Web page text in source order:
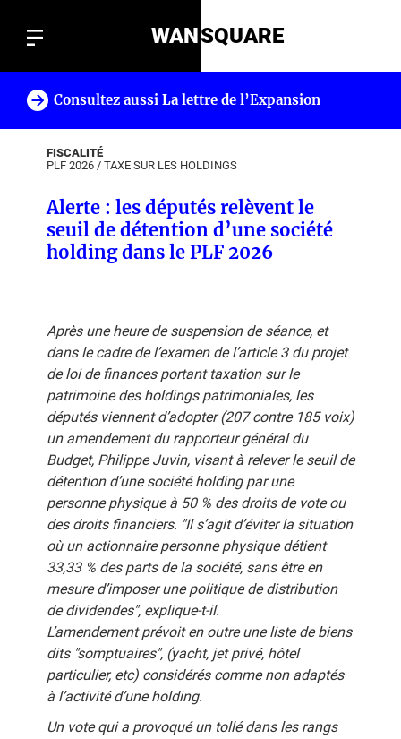
WANSQUARE
Consultez aussi La lettre de l’Expansion
FISCALITÉ
PLF 2026 / TAXE SUR LES HOLDINGS
Alerte : les députés relèvent le
seuil de détention d’une société
holding dans le PLF 2026
Après une heure de suspension de séance, et
dans le cadre de l’examen de l’article 3 du projet
de loi de finances portant taxation sur le
patrimoine des holdings patrimoniales, les
députés viennent d’adopter (207 contre 185 voix)
un amendement du rapporteur général du
Budget, Philippe Juvin, visant à relever le seuil de
détention d’une société holding par une
personne physique à 50 % des droits de vote ou
des droits financiers. "Il s’agit d’éviter la situation
où un actionnaire personne physique détient
33,33 % des parts de la société, sans être en
mesure d’imposer une politique de distribution
de dividendes", explique-t-il.
L’amendement prévoit en outre une liste de biens
dits "somptuaires", (yacht, jet privé, hôtel
particulier, etc) considérés comme non adaptés
à l’activité d’une holding.
Un vote qui a provoqué un tollé dans les rangs